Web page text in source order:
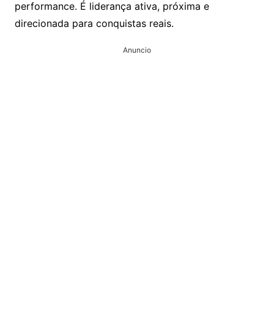
performance. É liderança ativa, próxima e
direcionada para conquistas reais.
Anuncio